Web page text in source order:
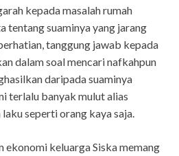
kepada masalah rumah
tentang suaminya yang jarang
tanggung jawab kepada
dalam soal mencari nafkahpun
daripada suaminya
terlalu banyak mulut alias
seperti orang kaya saja.
ekonomi keluarga Siska memang